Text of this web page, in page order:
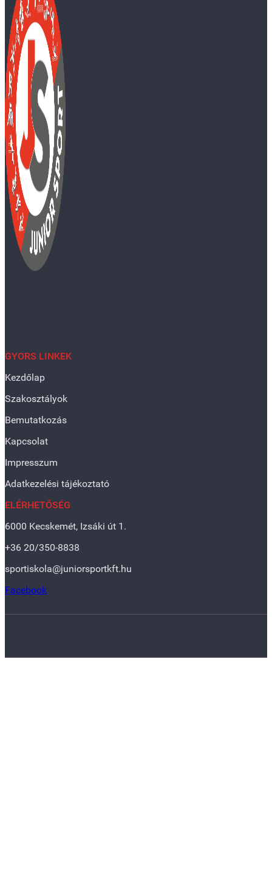
GYORS LINKEK
Kezdőlap
Szakosztályok
Bemutatkozás
Kapcsolat
Impresszum
Adatkezelési tájékoztató
ELÉRHETŐSÉG
6000 Kecskemét, Izsáki út 1.
+36 20/350-8838
sportiskola@juniorsportkft.hu
Facebook